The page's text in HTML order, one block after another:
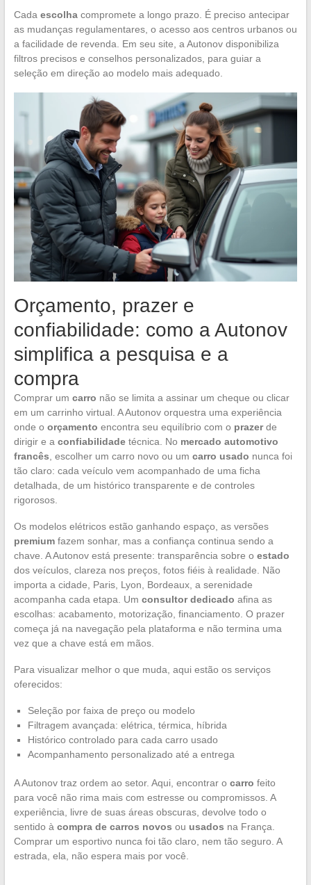
Cada escolhacompromete a longo prazo. É preciso antecipar
as mudanças regulamentares, o acesso aos centros urbanos ou
a facilidade de revenda. Em seu site, a Autonov disponibiliza
filtros precisos e conselhos personalizados, para guiar a
seleção em direção ao modelo mais adequado.
Orçamento, prazer e
confiabilidade: como a Autonov
simplifica a pesquisa e a
compra
Comprar um carro não se limita a assinar um cheque ou clicar
em um carrinho virtual. A Autonov orquestra uma experiência
onde o orçamento encontra seu equilíbrio com o prazerde
dirigir e a confiabilidadetécnica. No mercado automotivo
francês , escolher um carro novo ou um carro usado nunca foi
tão claro: cada veículo vem acompanhado de uma ficha
detalhada, de um histórico transparente e de controles
rigorosos.
Os modelos elétricos estão ganhando espaço, as versões
premiumfazem sonhar, mas a confiança continua sendo a
chave. A Autonov está presente: transparência sobre o estado
dos veículos, clareza nos preços, fotos fiéis à realidade. Não
importa a cidade, Paris, Lyon, Bordeaux, a serenidade
acompanha cada etapa. Um consultor dedicado afina as
escolhas: acabamento, motorização, financiamento. O prazer
começa já na navegação pela plataforma e não termina uma
vez que a chave está em mãos.
Para visualizar melhor o que muda, aqui estão os serviços
oferecidos:
Seleção por faixa de preço ou modelo
Filtragem avançada: elétrica, térmica, híbrida
Histórico controlado para cada carro usado
Acompanhamento personalizado até a entrega
A Autonov traz ordem ao setor. Aqui, encontrar o carro feito
para você não rima mais com estresse ou compromissos. A
experiência, livre de suas áreas obscuras, devolve todo o
sentido à compra de carros novos ou usados na França.
Comprar um esportivo nunca foi tão claro, nem tão seguro. A
estrada, ela, não espera mais por você.